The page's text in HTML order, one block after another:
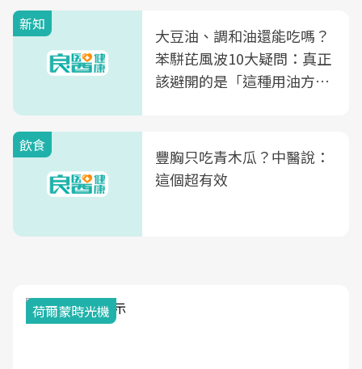
新知
大豆油、調和油還能吃嗎？
苯駢芘風波10大疑問：真正
該避開的是「這種用油方
飲食
豐胸只吃青木瓜？中醫說：
這個超有效
荷爾蒙時光機